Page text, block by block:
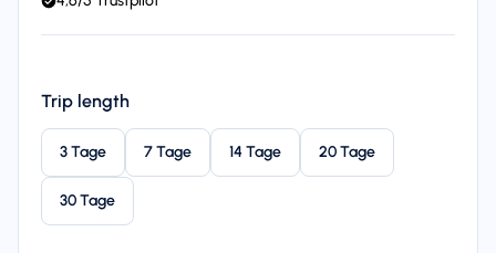
Trip length
3 Tage 7 Tage 14 Tage 20 Tage
30 Tage